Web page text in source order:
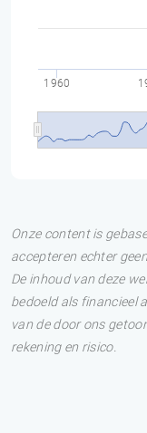
1960
Onze content is
accepteren echter
De inhoud van deze
bedoeld als financieel
van de door ons
rekening en risico.